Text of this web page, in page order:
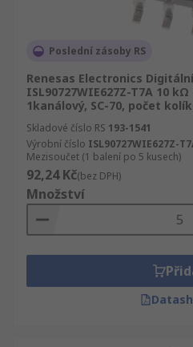
Poslední zásoby RS
Renesas Electronics
ISL90727WIE627Z-T7A 10
1kanálový, SC-70, počet
Skladové číslo RS 193-1541
Výrobní číslo ISL90727WIE627Z-
Mezisoučet (1 balení po 5 kusech)
92,24 Kč(bez DPH)
Množství